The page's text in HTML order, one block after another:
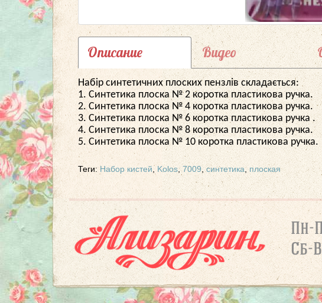
Описание Видео
Набір синтетичних плоских пензлів складається:
1. Синтетика плоска № 2 коротка пластикова ручка.
2. Синтетика плоска № 4 коротка пластикова ручка.
3. Синтетика плоска № 6 коротка пластикова ручка .
4. Синтетика плоска № 8 коротка пластикова ручка.
5. Синтетика плоска № 10 коротка пластикова ручка.
Теги: Набор кистей, Kolos,7009 ,синтетика,плоская
Пн-
Сб-